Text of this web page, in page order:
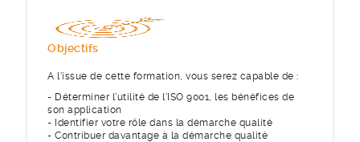
Objectifs
A l'issue de cette formation, vous serez capable de :
- Déterminer l'utilité de l'ISO 9001, les bénéfices de
son application
- Identifier votre rôle dans la démarche qualité
- Contribuer davantage à la démarche qualité